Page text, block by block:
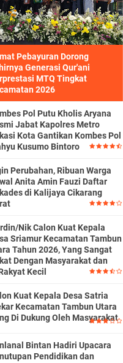
Pebayuran Dorong
Generasi Qur'ani
MTQ Tingkat
2026
Pol Putu Kholis Aryana
Jabat Kapolres Metro
Kota Gantikan Kombes Pol
Kusumo Bintoro
Perubahan, Ribuan Warga
Anita Amin Fauzi Daftar
di Kalijaya Cikarang
Nik Calon Kuat Kepala
Sriamur Kecamatan Tambun
Tahun 2026, Yang Sangat
Dengan Masyarakat dan
Kecil
Kuat Kepala Desa Satria
Kecamatan Tambun Utara
Di Dukung Oleh Masyarakat
Bintan Hadiri Upacara
Pendidikan dan